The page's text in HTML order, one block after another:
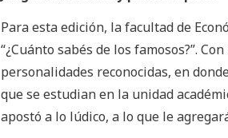
Para esta edición, la facultad de
“¿Cuánto sabés de los famosos?”.
personalidades reconocidas, en
que se estudian en la unidad
apostó a lo lúdico, a lo que le